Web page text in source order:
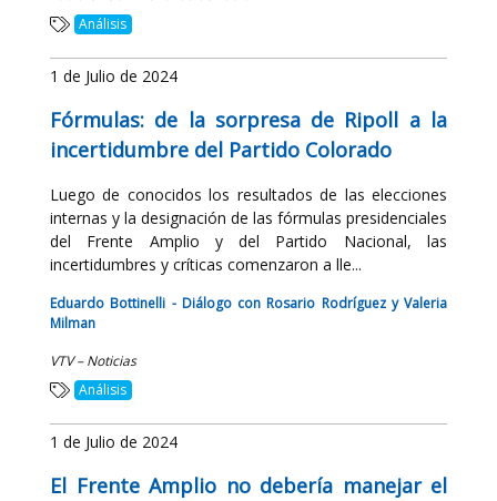
Análisis
1 de Julio de 2024
Fórmulas: de la sorpresa de Ripoll a la
incertidumbre del Partido Colorado
Luego de conocidos los resultados de las elecciones
internas y la designación de las fórmulas presidenciales
del Frente Amplio y del Partido Nacional, las
incertidumbres y críticas comenzaron a lle...
Eduardo Bottinelli - Diálogo con Rosario Rodríguez y Valeria
Milman
VTV – Noticias
Análisis
1 de Julio de 2024
El Frente Amplio no debería manejar el